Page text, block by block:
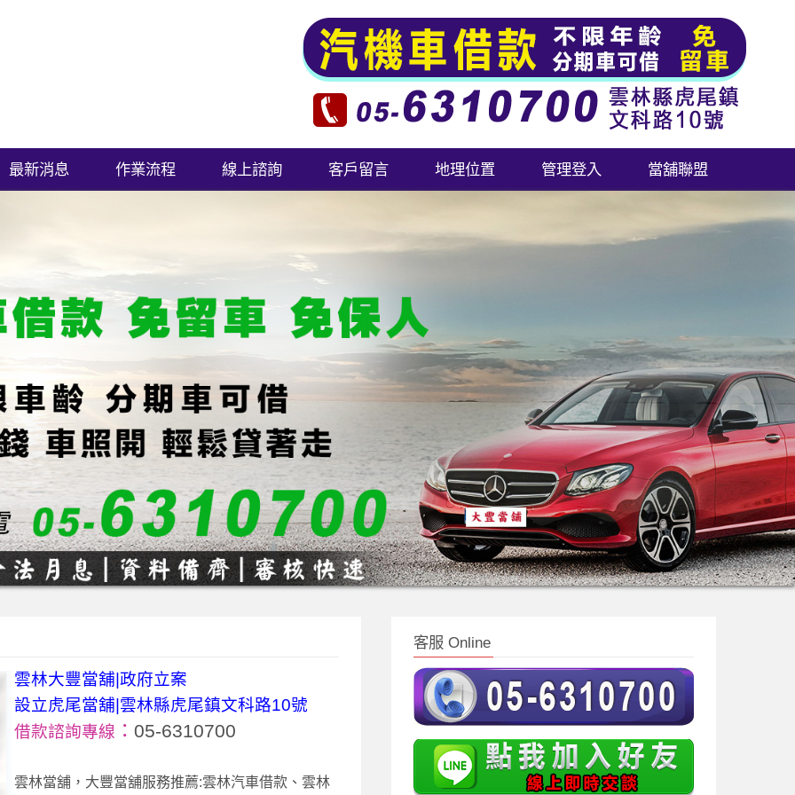
最新消息 作業流程 線上諮詢 客戶留言 地理位置 管理登入 當舖聯盟
雲林大豐當舖|政府立案
設立虎尾當舖|雲林縣虎尾鎮文科路10號
借款諮詢專線 ： 05-6310700
雲林當舖，大豐當舖服務推薦:雲林汽車借款、雲林
客服 Online